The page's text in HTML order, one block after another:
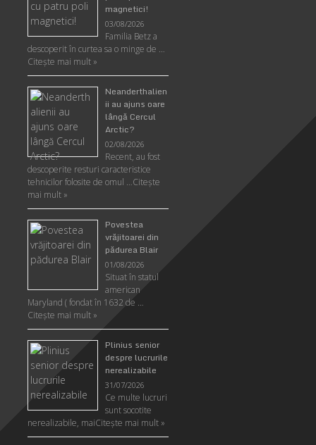
magnetici!
03/08/2026
Familia Betz a
descoperit în curtea sa o minge de …
Citeşte mai mult »
Neanderthalien
ii au ajuns oare
lângă Cercul
Arctic?
02/08/2026
Recent, au fost
descoperite resturi caracteristice
tehnicilor folosite de omul …Citeşte
mai mult »
Povestea
vrăjitoarei din
pădurea Blair
01/08/2026
Situat în statul
american
Maryland ( fondat în 1632 de …
Citeşte mai mult »
Plinius senior
despre lucrurile
nerealizabile
31/07/2026
Ce multe lucruri
sunt socotite
nerealizabile, maiCiteşte mai mult »